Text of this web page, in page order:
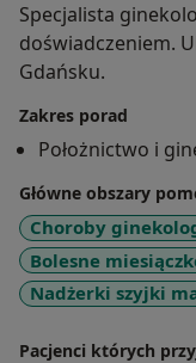
Specjalista
doświadczeniem.
Gdańsku.
Zakres porad
Położnictwo i
Główne obszary
Choroby
Bolesne
Nadżerki szyjki
Pacjenci których